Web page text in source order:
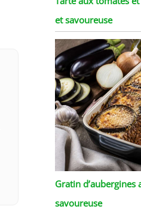
et savoureuse
Gratin
savoureuse